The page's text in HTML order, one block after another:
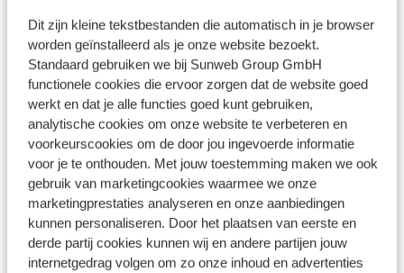
Dit zijn kleine tekstbestanden die automatisch in je browser
worden geïnstalleerd als je onze website bezoekt.
Standaard gebruiken we bij Sunweb Group GmbH
functionele cookies die ervoor zorgen dat de website goed
werkt en dat je alle functies goed kunt gebruiken,
analytische cookies om onze website te verbeteren en
voorkeurscookies om de door jou ingevoerde informatie
voor je te onthouden. Met jouw toestemming maken we ook
gebruik van marketingcookies waarmee we onze
marketingprestaties analyseren en onze aanbiedingen
kunnen personaliseren. Door het plaatsen van eerste en
derde partij cookies kunnen wij en andere partijen jouw
internetgedrag volgen om zo onze inhoud en advertenties
Bekijk alle 3 ervaringen
Ook interessant voor jou
Andere accommodaties in
Salzburgerland
Romantikhotel Metzgerwirt